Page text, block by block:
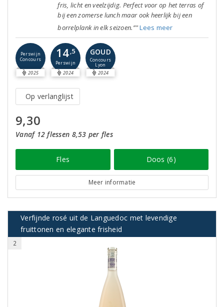
fris, licht en veelzijdig. Perfect voor op het terras of
bij een zomerse lunch maar ook heerlijk bij een
borrelplank in elk seizoen.”"Lees meer
Perswijn
Concours
2025
14,5
Perswijn
2024
GOUD
Concours
Lyon
2024
Op verlanglijst
9,30
Vanaf 12 flessen 8,53 per fles
Fles Doos (6)
Meer informatie
Verfijnde rosé uit de Languedoc met levendige
fruittonen en elegante frisheid
2